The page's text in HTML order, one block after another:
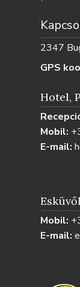
2347
GPS
Hotel,
Mobil:
E-mail:
Mobil:
E-mail: